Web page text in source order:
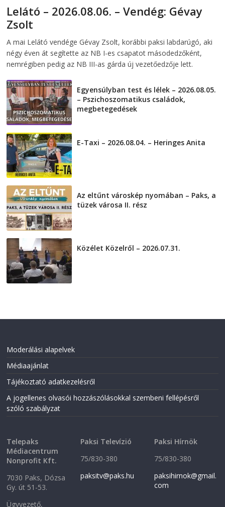
Lelátó – 2026.08.06. – Vendég: Gévay
Zsolt
A mai Lelátó vendége Gévay Zsolt, korábbi paksi labdarúgó, aki
négy éven át segítette az NB I-es csapatot másodedzőként,
nemrégiben pedig az NB III-as gárda új vezetőedzője lett.
Egyensúlyban test és lélek – 2026.08.05.
– Pszichoszomatikus családok,
megbetegedések
E-Taxi – 2026.08.04. – Heringes Anita
Az eltűnt városkép nyomában – Paks, a
tüzek városa II. rész
Közélet Közelről – 2026.07.31.
Moderálási alapelvek
Médiaajánlat
Tájékoztató adatkezelésről
A jogellenes olvasói hozzászólásokkal szembeni fellépésről
szóló szabályzat
Telepaks
Médiacentrum
Nonprofit Kft.
7030 Paks, Dózsa
Gy. út 51-53.
Ügyvezető,
Paksi Televízió
75/830-380
paksitv@paks.hu
Paksi Hírnök
75/830-380
paksihirnok@gmail.
com